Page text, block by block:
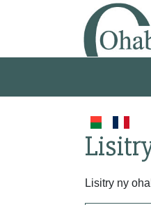
Lisitry ny